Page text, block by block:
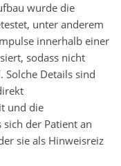
wurde die
unter anderem
innerhalb einer
sodass nicht
Details sind
und die
der Patient an
sie als Hinweisreiz